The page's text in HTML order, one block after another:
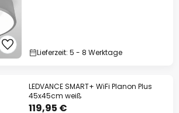
Lieferzeit: 5 - 8 Werktage
LEDVANCE SMART+ WiFi Planon Plus
45x45cm weiß
119,95 €